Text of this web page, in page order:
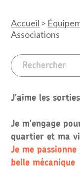
Accueil >
Associations
J'aime les sorties
Je m'engage
quartier et ma
Je me
belle mécanique